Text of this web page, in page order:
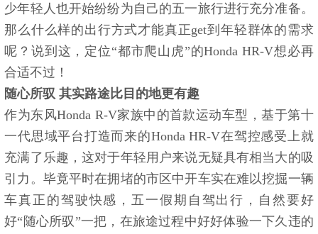
少年轻人也开始纷纷为自己的五一旅行进行充分准备。
那么什么样的出行方式才能真正get到年轻群体的需求
呢？说到这，定位“都市爬山虎”的Honda HR-V想必再
合适不过！
随心所驭 其实路途比目的地更有趣
作为东风Honda R-V家族中的首款运动车型，基于第十
一代思域平台打造而来的Honda HR-V在驾控感受上就
充满了乐趣，这对于年轻用户来说无疑具有相当大的吸
引力。毕竟平时在拥堵的市区中开车实在难以挖掘一辆
车真正的驾驶快感，五一假期自驾出行，自然要好
好“随心所驭”一把，在旅途过程中好好体验一下久违的